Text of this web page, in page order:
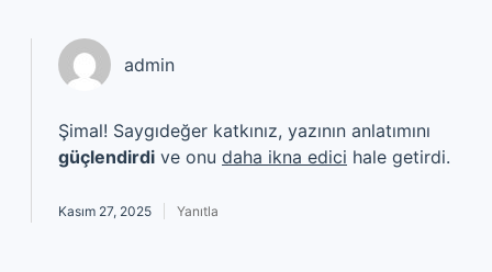
admin
Şimal! Saygıdeğer katkınız, yazının anlatımını
güçlendirdi ve onu daha ikna edici hale getirdi.
Kasım 27, 2025 Yanıtla